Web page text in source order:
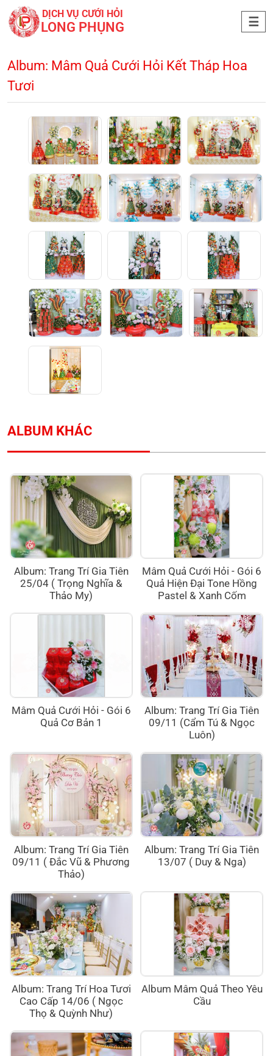
DỊCH VỤ CƯỚI HỎI
LONG PHỤNG
Album: Mâm Quả Cưới Hỏi Kết Tháp Hoa
Tươi
ALBUM KHÁC
Album: Trang Trí Gia Tiên
25/04 ( Trọng Nghĩa &
Thảo My)
Mâm Quả Cưới Hỏi - Gói 6
Quả Hiện Đại Tone Hồng
Pastel & Xanh Cốm
Mâm Quả Cưới Hỏi - Gói 6
Quả Cơ Bản 1
Album: Trang Trí Gia Tiên
09/11 (Cẩm Tú & Ngọc
Luôn)
Album: Trang Trí Gia Tiên
09/11 ( Đắc Vũ & Phương
Thảo)
Album: Trang Trí Gia Tiên
13/07 ( Duy & Nga)
Album: Trang Trí Hoa Tươi
Cao Cấp 14/06 ( Ngọc
Thọ & Quỳnh Như)
Album Mâm Quả Theo Yêu
Cầu